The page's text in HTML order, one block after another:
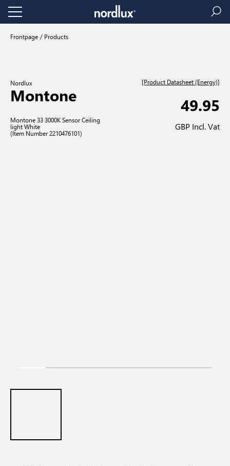
Frontpage Products
Nordlux
Montone
Montone 33 3000K Sensor Ceiling
light White
(Item Number 2210476101)
[Product Datasheet (Energy)]
49.95
GBP Incl. Vat